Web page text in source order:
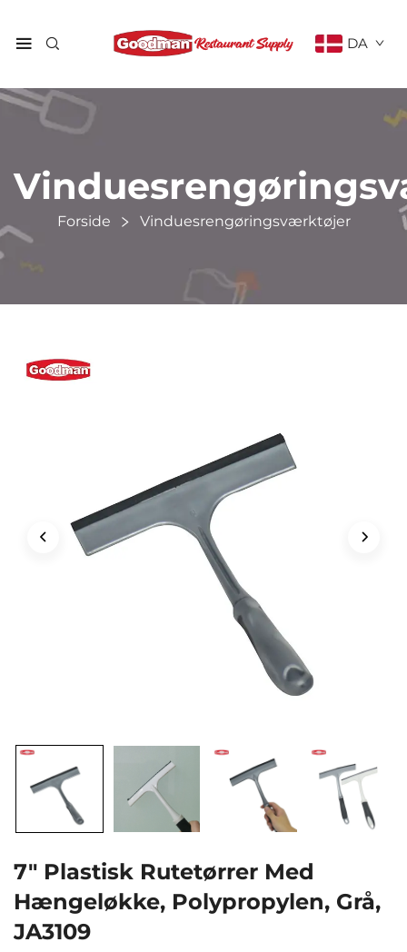
DA
Forside Vinduesrengøringsværktøjer
7" Plastisk Rutetørrer Med
Hængeløkke, Polypropylen, Grå,
JA3109